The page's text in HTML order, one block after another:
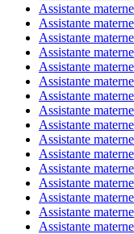
Assistante
Assistante
Assistante
Assistante
Assistante
Assistante
Assistante
Assistante
Assistante
Assistante
Assistante
Assistante
Assistante
Assistante
Assistante
Assistante